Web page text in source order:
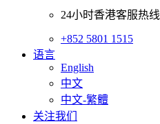
24小时香港客服热线
+852 5801 1515
语言
English
中文
中文-繁體
关注我们